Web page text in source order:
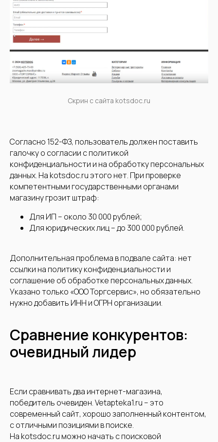
Скрин с сайта kotsdoc.ru
Согласно 152-ФЗ, пользователь должен поставить
галочку о согласии с политикой
конфиденциальности и на обработку персональных
данных. На kotsdoc.ru этого нет. При проверке
компетентными государственными органами
магазину грозит штраф:
Для ИП – около 30 000 рублей;
Для юридических лиц – до 300 000 рублей.
Дополнительная проблема в подвале сайта: нет
ссылки на политику конфиденциальности и
соглашение об обработке персональных данных.
Указано только «ООО Торгсервис», но обязательно
нужно добавить ИНН и ОГРН организации.
Сравнение конкурентов:
очевидный лидер
Если сравнивать два интернет-магазина,
победитель очевиден. Vetapteka1.ru – это
современный сайт, хорошо заполненный контентом,
с отличными позициями в поиске.
На kotsdoc.ru можно начать с поисковой